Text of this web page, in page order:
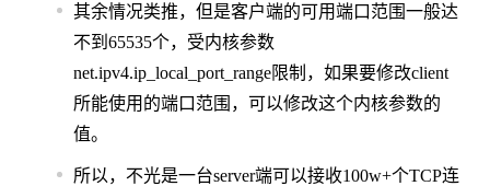
其余情况类推，但是客户端的可用端口范围一般达
不到65535个，受内核参数
net.ipv4.ip_local_port_range限制，如果要修改client
所能使用的端口范围，可以修改这个内核参数的
值。
所以，不光是一台server端可以接收100w+个TCP连